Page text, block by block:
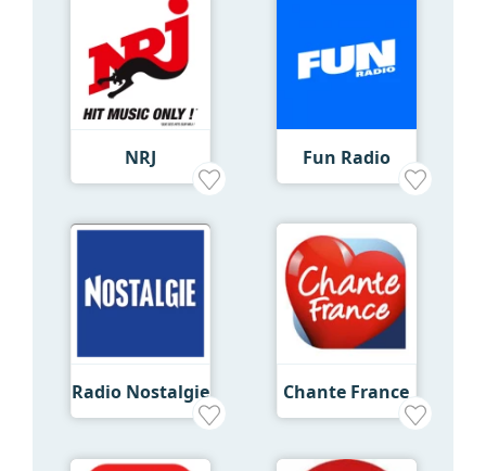
NRJ Fun Radio
Radio Nostalgie Chante France